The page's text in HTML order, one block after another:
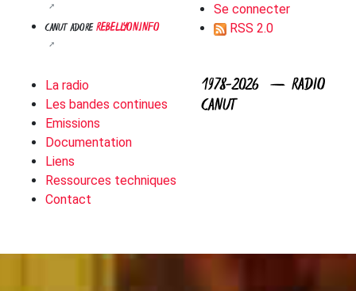
CANUT ADOREREBELLYON.INFO
Se connecter
RSS 2.0
La radio
Les bandes continues
Emissions
Documentation
Liens
Ressources techniques
Contact
1978-2026 — RADIO
CANUT